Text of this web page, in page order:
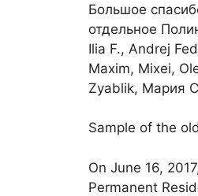
Большое
отдельное
Ilia F., Andrej
Maxim, Mixei,
Zyablik, Мария
Sample of the
On June 16,
Permanent